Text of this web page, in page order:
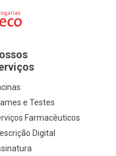
e Testes
Farmacêuticos
Digital